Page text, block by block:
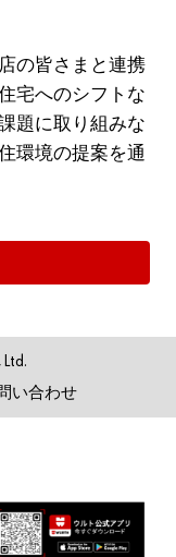
の皆さまと連携
宅へのシフトな
題に取り組みな
環境の提案を通
い合わせ